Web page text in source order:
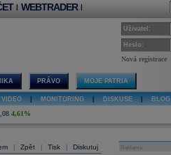
| WEBTRADER |
Uživatel:
Heslo:
Nová registrace
PRÁVO MOJE PATRIA
VIDEO MONITORING DISKUSE BLOG
4,61%
Zpět Tisk Diskutuj Reklama